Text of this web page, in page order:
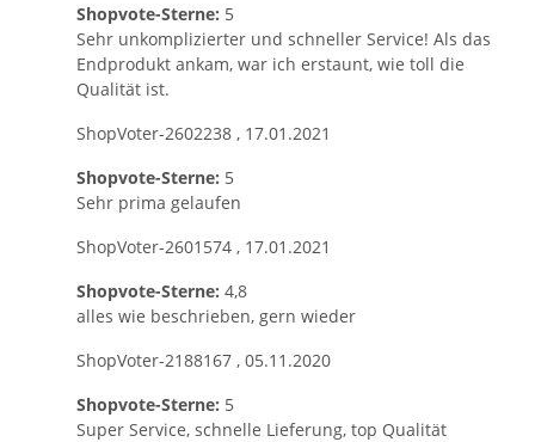
Shopvote-Sterne: 5
Sehr unkomplizierter und schneller Service! Als das
Endprodukt ankam, war ich erstaunt, wie toll die
Qualität ist.
ShopVoter-2602238 , 17.01.2021
Shopvote-Sterne: 5
Sehr prima gelaufen
ShopVoter-2601574 , 17.01.2021
Shopvote-Sterne: 4,8
alles wie beschrieben, gern wieder
ShopVoter-2188167 , 05.11.2020
Shopvote-Sterne: 5
Super Service, schnelle Lieferung, top Qualität